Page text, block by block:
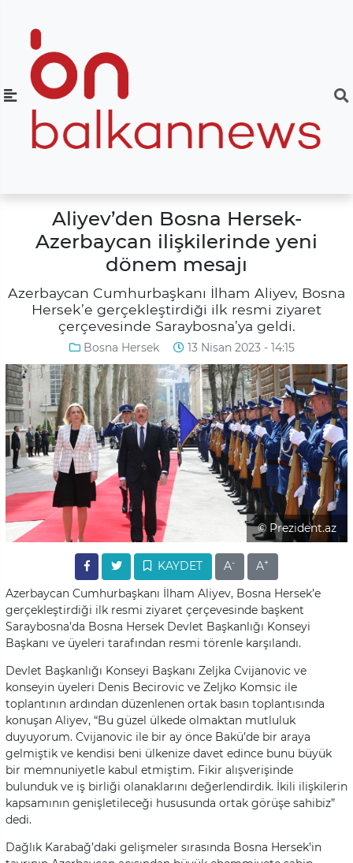
Aliyev’den Bosna Hersek-
Azerbaycan ilişkilerinde yeni
dönem mesajı
Azerbaycan Cumhurbaşkanı İlham Aliyev, Bosna
Hersek’e gerçekleştirdiği ilk resmi ziyaret
çerçevesinde Saraybosna’ya geldi.
Bosna Hersek 13 Nisan 2023 - 14:15
© Prezident.az
KAYDET A- A+
Azerbaycan Cumhurbaşkanı İlham Aliyev, Bosna Hersek’e
gerçekleştirdiği ilk resmi ziyaret çerçevesinde başkent
Saraybosna’da Bosna Hersek Devlet Başkanlığı Konseyi
Başkanı ve üyeleri tarafından resmi törenle karşılandı.
Devlet Başkanlığı Konseyi Başkanı Zeljka Cvijanovic ve
konseyin üyeleri Denis Becirovic ve Zeljko Komsic ile
toplantının ardından düzenlenen ortak basın toplantısında
konuşan Aliyev, “Bu güzel ülkede olmaktan mutluluk
duyuyorum. Cvijanovic ile bir ay önce Bakü’de bir araya
gelmiştik ve kendisi beni ülkenize davet edince bunu büyük
bir memnuniyetle kabul etmiştim. Fikir alışverişinde
bulunduk ve iş birliği olanaklarını değerlendirdik. İkili ilişkilerin
kapsamının genişletileceği hususunda ortak görüşe sahibiz”
dedi.
Dağlık Karabağ’daki gelişmeler sırasında Bosna Hersek’in